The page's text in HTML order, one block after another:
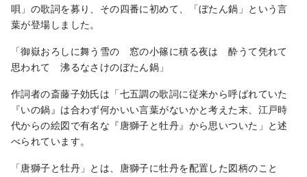
唄」の歌詞を募り、その四番に初めて、「ぼたん鍋」という言
葉が登場しました。
「御嶽おろしに舞う雪の 窓の小篠に積る夜は 酔うて凭れて
思われて 沸るなさけのぼたん鍋」
作詞者の斎藤子効氏は「七五調の歌詞に従来から呼ばれていた
『いの鍋』は合わず何かいい言葉がないかと考えた末、江戸時
代からの絵図で有名な『唐獅子と牡丹』から思いついた」と述
べられています。
「唐獅子と牡丹」とは、唐獅子に牡丹を配置した図柄のこと